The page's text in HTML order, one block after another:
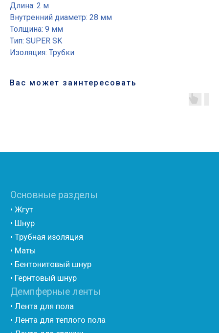
Длина: 2 м
Внутренний диаметр: 28 мм
Толщина: 9 мм
Тип: SUPER SK
Изоляция: Трубки
Вас может заинтересовать
тройник ТР-СТ 110/05
1 572,65 р./ 1 pc
• Шнур
• Маты
• Бентонитовый шнур
• Гернтовый шнур
Демпферные ленты
• Лента для пола
• Лента для теплого пола
• Лента самоклеющаяся
Подложка
• Полиэтилен с односторонним ламинированием
• Полиэтилен с односторонним ламинированием AL
фольгой